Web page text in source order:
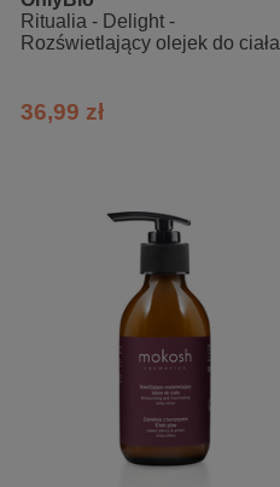
Ritualia - Delight -
Rozświetlający olejek do ciała
36,99 zł